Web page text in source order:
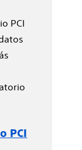
PCI
PCI